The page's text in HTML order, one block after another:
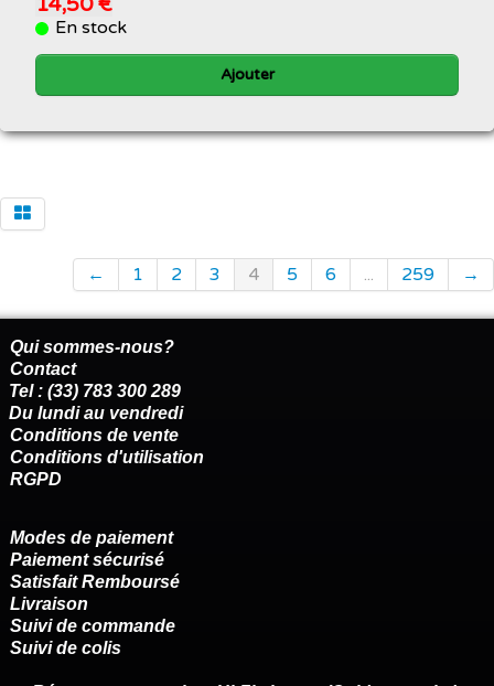
En stock
Ajouter
← 1 2 3 4 5 6 ... 259 →
Qui sommes-nous?
Contact
Tel : (33) 783 300 289
Du lundi au vendredi
Conditions de vente
Conditions d'utilisation
RGPD
Modes de paiement
Paiement sécurisé
Satisfait Remboursé
Livraison
Suivi de commande
Suivi de colis